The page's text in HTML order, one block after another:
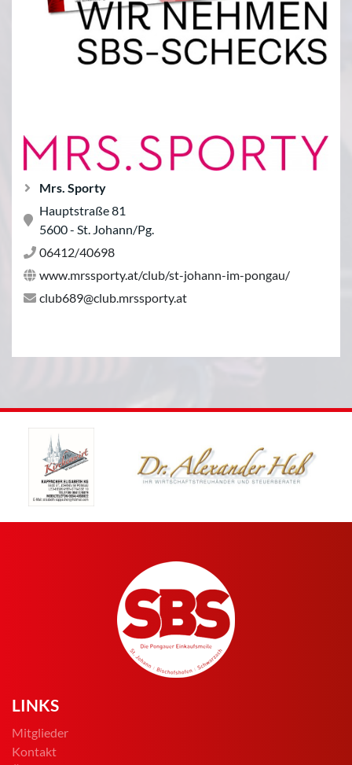
Mrs. Sporty
Hauptstraße 81
5600 - St. Johann/Pg.
06412/40698
www.mrssporty.at/club/st-johann-im-pongau/
club689@club.mrssporty.at
LINKS
Mitglieder
Kontakt